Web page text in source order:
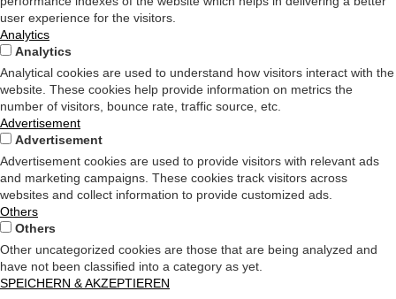
user experience for the visitors.
Analytics
Analytics
Analytical cookies are used to understand how visitors interact with the
website. These cookies help provide information on metrics the
number of visitors, bounce rate, traffic source, etc.
Advertisement
Advertisement
Advertisement cookies are used to provide visitors with relevant ads
and marketing campaigns. These cookies track visitors across
websites and collect information to provide customized ads.
Others
Others
Other uncategorized cookies are those that are being analyzed and
have not been classified into a category as yet.
SPEICHERN & AKZEPTIEREN